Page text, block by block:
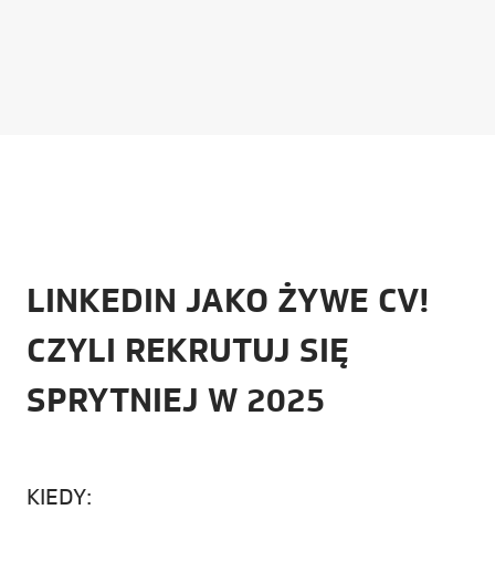
LINKEDIN JAKO ŻYWE CV!
CZYLI REKRUTUJ SIĘ
SPRYTNIEJ W 2025
KIEDY: